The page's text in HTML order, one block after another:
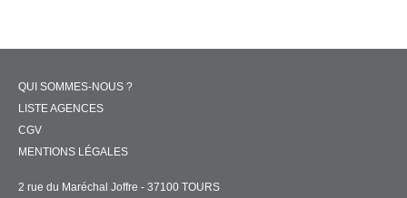
QUI SOMMES-NOUS ?
LISTE AGENCES
CGV
MENTIONS LÉGALES
2 rue du Maréchal Joffre - 37100 TOURS